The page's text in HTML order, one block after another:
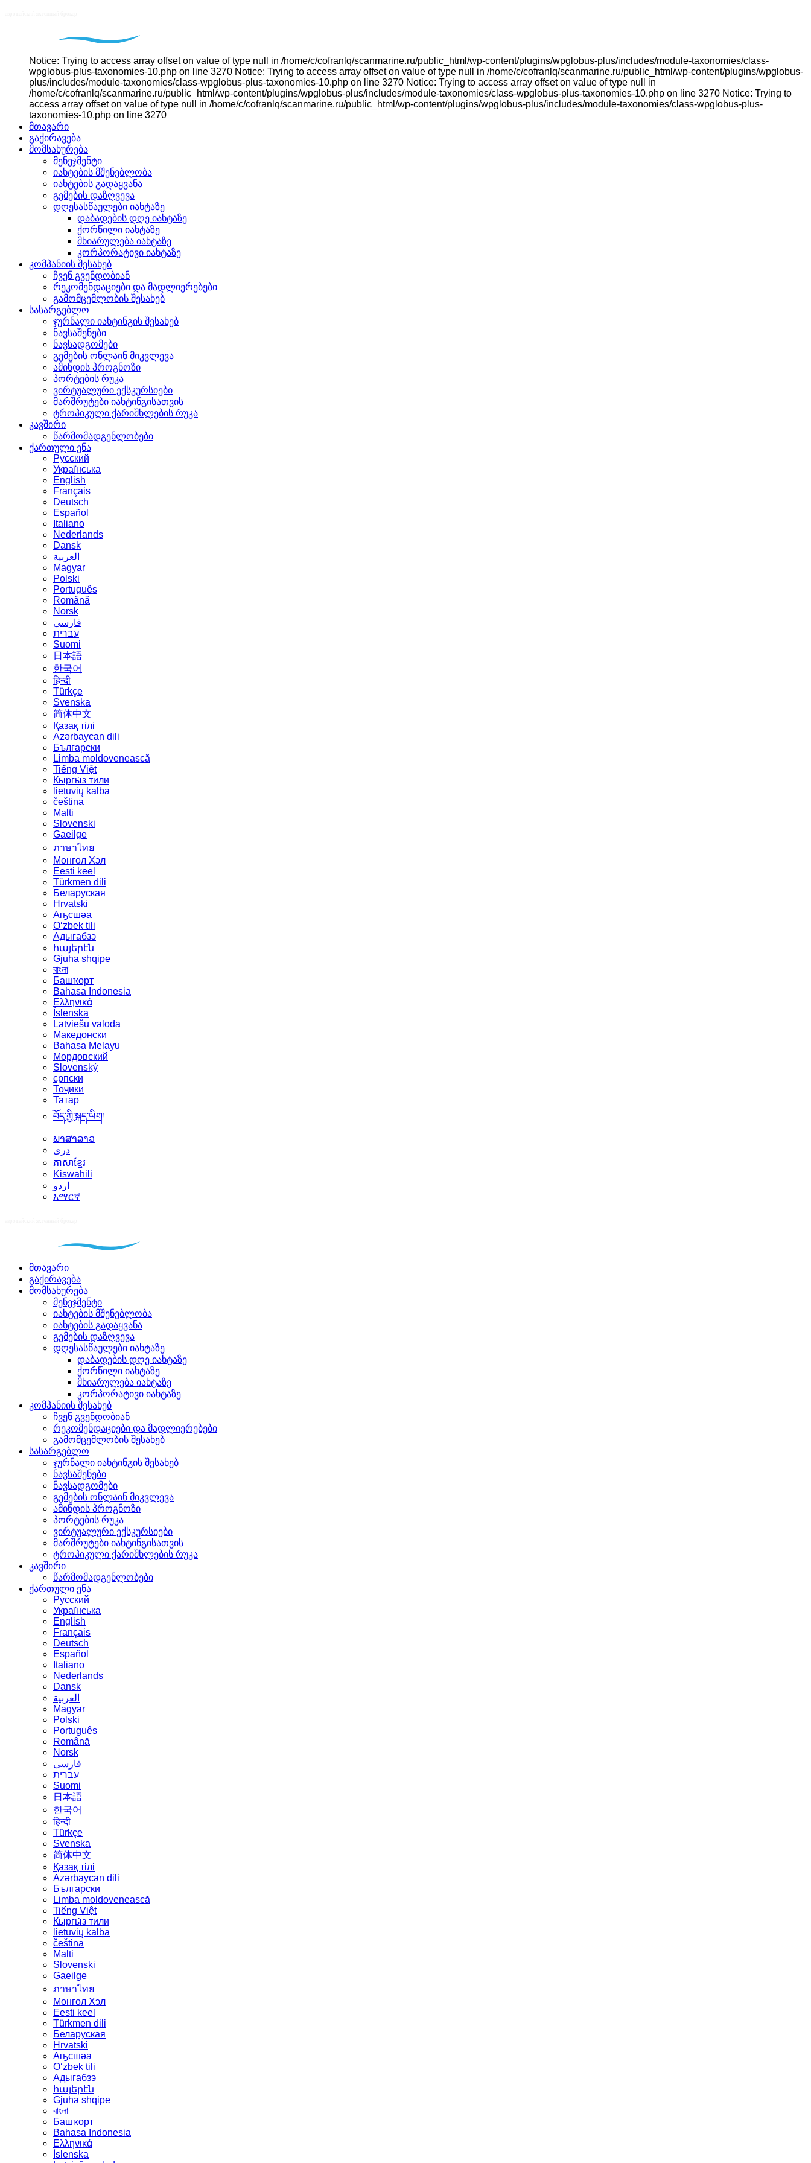
Notice: Trying to access array offset on value of type null in /home/c/cofranlq/scanmarine.ru/public_html/wp-content/plugins/wpglobus-plus/includes/module-taxonomies/class-
wpglobus-plus-taxonomies-10.php on line 3270 Notice: Trying to access array offset on value of type null in /home/c/cofranlq/scanmarine.ru/public_html/wp-content/plugins/wpglobus-
plus/includes/module-taxonomies/class-wpglobus-plus-taxonomies-10.php on line 3270 Notice: Trying to access array offset on value of type null in
/home/c/cofranlq/scanmarine.ru/public_html/wp-content/plugins/wpglobus-plus/includes/module-taxonomies/class-wpglobus-plus-taxonomies-10.php on line 3270 Notice: Trying to
access array offset on value of type null in /home/c/cofranlq/scanmarine.ru/public_html/wp-content/plugins/wpglobus-plus/includes/module-taxonomies/class-wpglobus-plus-
taxonomies-10.php on line 3270
მთავარი
გაქირავება
მომსახურება
მენეჯმენტი
იახტების მშენებლობა
იახტების გადაყვანა
გემების დაზღვევა
დღესასწაულები იახტაზე
დაბადების დღე იახტაზე
ქორწილი იახტაზე
მხიარულება იახტაზე
კორპორატივი იახტაზე
კომპანიის შესახებ
ჩვენ გვენდობიან
რეკომენდაციები და მადლიერებები
გამომცემლობის შესახებ
სასარგებლო
ჯურნალი იახტინგის შესახებ
ნავსაშენები
ნავსადგომები
გემების ონლაინ მიკვლევა
ამინდის პროგნოზი
პორტების რუკა
ვირტუალური ექსკურსიები
მარშრუტები იახტინგისათვის
ტროპიკული ქარიშხლების რუკა
კავშირი
წარმომადგენლობები
ქართული ენა
Русский
Українська
English
Français
Deutsch
Español
Italiano
Nederlands
Dansk
العربية
Magyar
Polski
Português
Română
Norsk
فارسی
עברית
Suomi
日本語
한국어
हिन्दी
Türkçe
Svenska
简体中文
Қазақ тілі
Azərbaycan dili
Български
Limba moldovenească
Tiếng Việt
Кыргы́з тили
lietuvių kalba
čeština
Malti
Slovenski
Gaeilge
ภาษาไทย
Монгол Хэл
Eesti keel
Türkmen dili
Беларуская
Hrvatski
Аҧсшәа
Oʻzbek tili
Адыгабзэ
հայերէն
Gjuha shqipe
বাংলা
Башҡорт
Bahasa Indonesia
Ελληνικά
Íslenska
Latviešu valoda
Македонски
Bahasa Melayu
Мордовский
Slovenský
српски
Тоҷикӣ
Татар
བོད་ཀྱི་སྐད་ཡིག།
ພາສາລາວ
دری
ភាសាខ្មែរ
Kiswahili
اردو
አማርኛ
მთავარი
გაქირავება
მომსახურება
მენეჯმენტი
იახტების მშენებლობა
იახტების გადაყვანა
გემების დაზღვევა
დღესასწაულები იახტაზე
დაბადების დღე იახტაზე
ქორწილი იახტაზე
მხიარულება იახტაზე
კორპორატივი იახტაზე
კომპანიის შესახებ
ჩვენ გვენდობიან
რეკომენდაციები და მადლიერებები
გამომცემლობის შესახებ
სასარგებლო
ჯურნალი იახტინგის შესახებ
ნავსაშენები
ნავსადგომები
გემების ონლაინ მიკვლევა
ამინდის პროგნოზი
პორტების რუკა
ვირტუალური ექსკურსიები
მარშრუტები იახტინგისათვის
ტროპიკული ქარიშხლების რუკა
კავშირი
წარმომადგენლობები
ქართული ენა
Русский
Українська
English
Français
Deutsch
Español
Italiano
Nederlands
Dansk
العربية
Magyar
Polski
Português
Română
Norsk
فارسی
עברית
Suomi
日本語
한국어
हिन्दी
Türkçe
Svenska
简体中文
Қазақ тілі
Azərbaycan dili
Български
Limba moldovenească
Tiếng Việt
Кыргы́з тили
lietuvių kalba
čeština
Malti
Slovenski
Gaeilge
ภาษาไทย
Монгол Хэл
Eesti keel
Türkmen dili
Беларуская
Hrvatski
Аҧсшәа
Oʻzbek tili
Адыгабзэ
հայերէն
Gjuha shqipe
বাংলা
Башҡорт
Bahasa Indonesia
Ελληνικά
Íslenska